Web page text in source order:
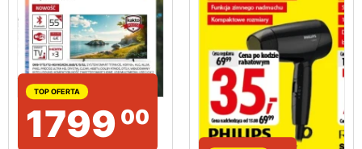
TOP OFERTA
1799 00